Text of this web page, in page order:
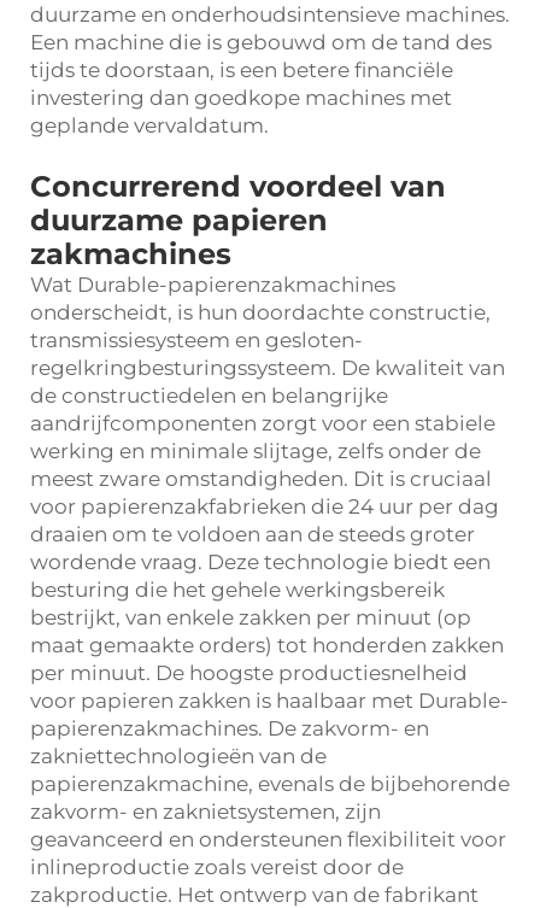
duurzame en onderhoudsintensieve machines.
Een machine die is gebouwd om de tand des
tijds te doorstaan, is een betere financiële
investering dan goedkope machines met
geplande vervaldatum.
Concurrerend voordeel van
duurzame papieren
zakmachines
Wat Durable-papierenzakmachines
onderscheidt, is hun doordachte constructie,
transmissiesysteem en gesloten-
regelkringbesturingssysteem. De kwaliteit van
de constructiedelen en belangrijke
aandrijfcomponenten zorgt voor een stabiele
werking en minimale slijtage, zelfs onder de
meest zware omstandigheden. Dit is cruciaal
voor papierenzakfabrieken die 24 uur per dag
draaien om te voldoen aan de steeds groter
wordende vraag. Deze technologie biedt een
besturing die het gehele werkingsbereik
bestrijkt, van enkele zakken per minuut (op
maat gemaakte orders) tot honderden zakken
per minuut. De hoogste productiesnelheid
voor papieren zakken is haalbaar met Durable-
papierenzakmachines. De zakvorm- en
zakniettechnologieën van de
papierenzakmachine, evenals de bijbehorende
zakvorm- en zaknietsystemen, zijn
geavanceerd en ondersteunen flexibiliteit voor
inlineproductie zoals vereist door de
zakproductie. Het ontwerp van de fabrikant